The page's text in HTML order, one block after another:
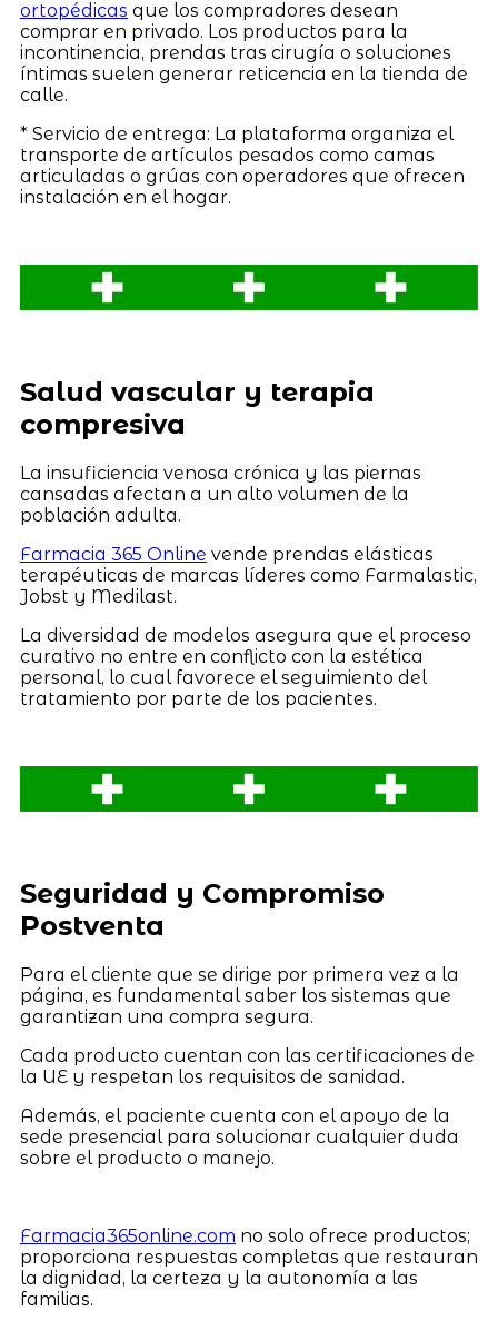
ortopédicas que los compradores desean
comprar en privado. Los productos para la
incontinencia, prendas tras cirugía o soluciones
íntimas suelen generar reticencia en la tienda de
calle.
* Servicio de entrega: La plataforma organiza el
transporte de artículos pesados como camas
articuladas o grúas con operadores que ofrecen
instalación en el hogar.
Salud vascular y terapia
compresiva
La insuficiencia venosa crónica y las piernas
cansadas afectan a un alto volumen de la
población adulta.
Farmacia 365 Online vende prendas elásticas
terapéuticas de marcas líderes como Farmalastic,
Jobst y Medilast.
La diversidad de modelos asegura que el proceso
curativo no entre en conflicto con la estética
personal, lo cual favorece el seguimiento del
tratamiento por parte de los pacientes.
Seguridad y Compromiso
Postventa
Para el cliente que se dirige por primera vez a la
página, es fundamental saber los sistemas que
garantizan una compra segura.
Cada producto cuentan con las certificaciones de
la UE y respetan los requisitos de sanidad.
Además, el paciente cuenta con el apoyo de la
sede presencial para solucionar cualquier duda
sobre el producto o manejo.
Farmacia365online.com no solo ofrece productos;
proporciona respuestas completas que restauran
la dignidad, la certeza y la autonomía a las
familias.